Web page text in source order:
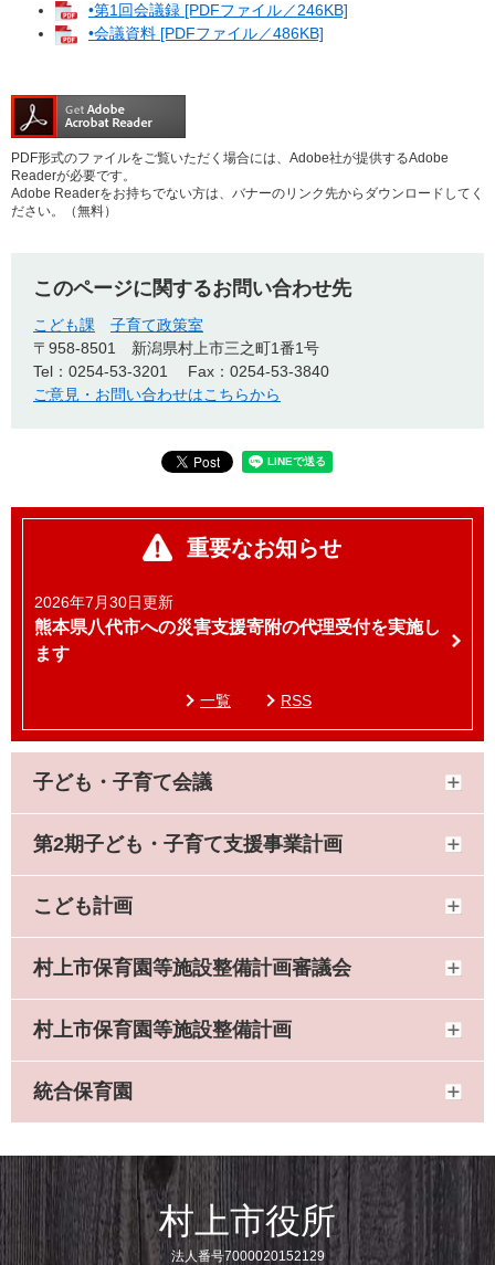
•第1回会議録 [PDFファイル／246KB]
•会議資料 [PDFファイル／486KB]
PDF形式のファイルをご覧いただく場合には、Adobe社が提供するAdobe
Readerが必要です。
Adobe Readerをお持ちでない方は、バナーのリンク先からダウンロードしてく
ださい。（無料）
このページに関するお問い合わせ先
こども課
子育て政策室
〒958-8501
新潟県村上市三之町1番1号
Tel：0254-53-3201
Fax：0254-53-3840
ご意見・お問い合わせはこちらから
重要なお知らせ
2026年7月30日更新
熊本県八代市への災害支援寄附の代理受付を実施し
ます
一覧 RSS
子ども・子育て会議
第2期子ども・子育て支援事業計画
こども計画
村上市保育園等施設整備計画審議会
村上市保育園等施設整備計画
統合保育園
村上市役所
法人番号7000020152129